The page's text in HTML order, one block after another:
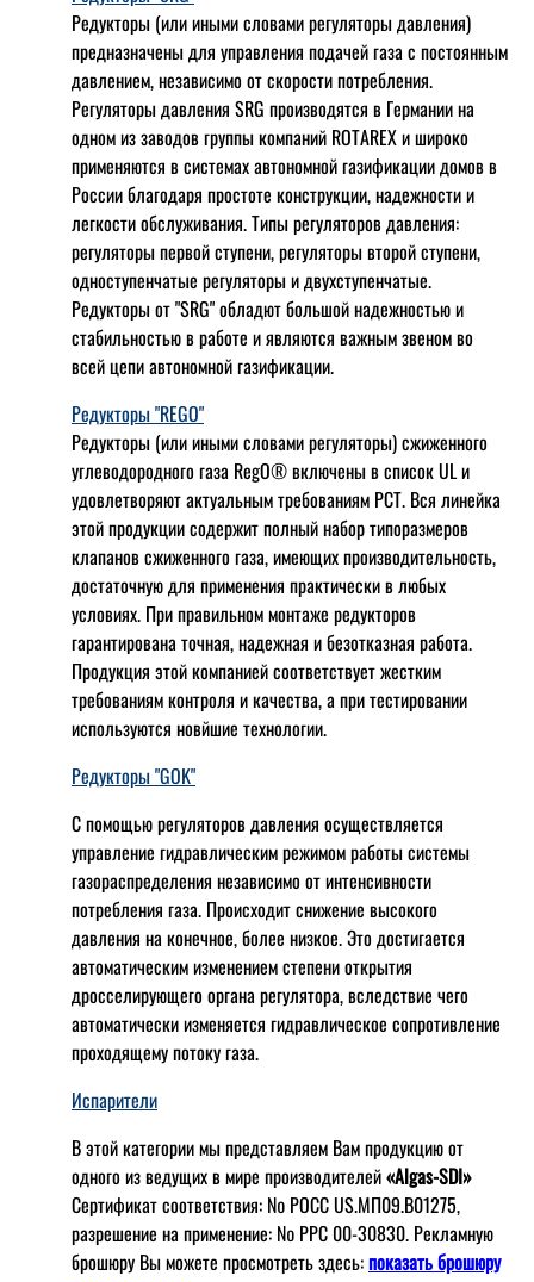
Редукторы (или иными словами регуляторы давления)
предназначены для управления подачей газа с постоянным
давлением, независимо от скорости потребления.
Регуляторы давления SRG производятся в Германии на
одном из заводов группы компаний ROTAREX и широко
применяются в системах автономной газификации домов в
России благодаря простоте конструкции, надежности и
легкости обслуживания. Типы регуляторов давления:
регуляторы первой ступени, регуляторы второй ступени,
одноступенчатые регуляторы и двухступенчатые.
Редукторы от "SRG" обладют большой надежностью и
стабильностью в работе и являются важным звеном во
всей цепи автономной газификации.
Редукторы "REGO"
Редукторы (или иными словами регуляторы) сжиженного
углеводородного газа RegO® включены в список UL и
удовлетворяют актуальным требованиям РСТ. Вся линейка
этой продукции содержит полный набор типоразмеров
клапанов сжиженного газа, имеющих производительность,
достаточную для применения практически в любых
условиях. При правильном монтаже редукторов
гарантирована точная, надежная и безотказная работа.
Продукция этой компанией соответствует жестким
требованиям контроля и качества, а при тестировании
используются новйшие технологии.
Редукторы "GOK"
С помощью регуляторов давления осуществляется
управление гидравлическим режимом работы системы
газораспределения независимо от интенсивности
потребления газа. Происходит снижение высокого
давления на конечное, более низкое. Это достигается
автоматическим изменением степени открытия
дросселирующего органа регулятора, вследствие чего
автоматически изменяется гидравлическое сопротивление
проходящему потоку газа.
Испарители
В этой категории мы представляем Вам продукцию от
одного из ведущих в мире производителей«Algas-SDI»
Сертификат соответствия: № РОСС US.МП09.В01275,
разрешение на применение: № РРС 00-30830. Рекламную
брошюру Вы можете просмотреть здесь:показать брошюру